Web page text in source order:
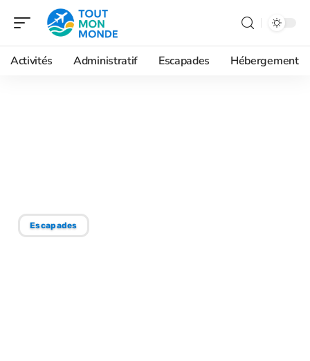
Activités Administratif Escapades Hébergement
Escapades